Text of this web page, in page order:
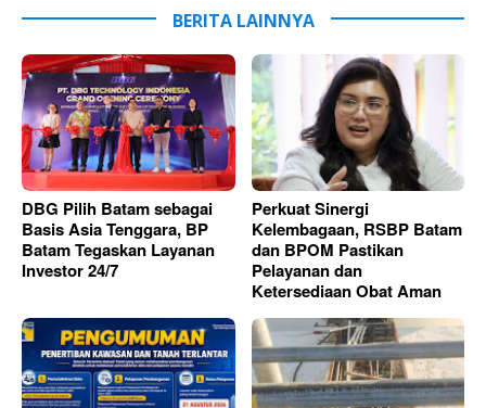
BERITA LAINNYA
DBG Pilih Batam sebagai
Basis Asia Tenggara, BP
Batam Tegaskan Layanan
Investor 24/7
Perkuat Sinergi
Kelembagaan, RSBP Batam
dan BPOM Pastikan
Pelayanan dan
Ketersediaan Obat Aman